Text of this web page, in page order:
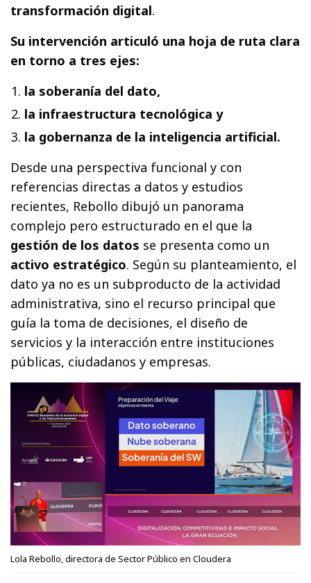
transformación digital.
Su intervención articuló una hoja de ruta clara
en torno a tres ejes:
la soberanía del dato,
la infraestructura tecnológica y
la gobernanza de la inteligencia artificial.
Desde una perspectiva funcional y con
referencias directas a datos y estudios
recientes, Rebollo dibujó un panorama
complejo pero estructurado en el que la
gestión de los datos se presenta como un
activo estratégico. Según su planteamiento, el
dato ya no es un subproducto de la actividad
administrativa, sino el recurso principal que
guía la toma de decisiones, el diseño de
servicios y la interacción entre instituciones
públicas, ciudadanos y empresas.
Lola Rebollo, directora de Sector Público en Cloudera